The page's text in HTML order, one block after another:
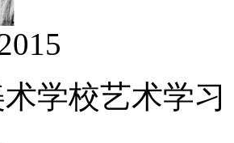
学校艺术学习